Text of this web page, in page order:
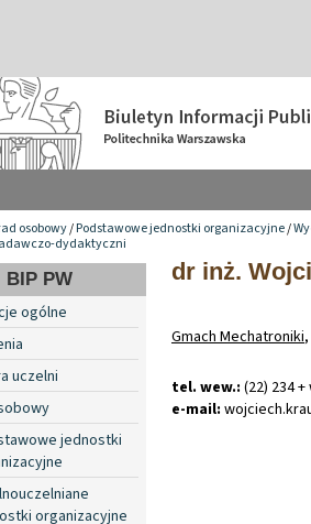
osobowy/Podstawowe jednostki organizacyjne/
dydaktyczni
BIP PW
ogólne
uczelni
jednostki
organizacyjne
dr inż.
Gmach Mechatroniki
tel. wew.: (22) 234
e-mail: wojciech.